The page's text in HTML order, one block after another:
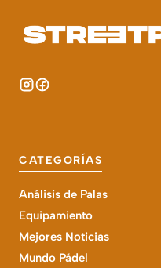
CATEGORÍAS
Análisis de Palas
Equipamiento
Mejores Noticias
Mundo Pádel